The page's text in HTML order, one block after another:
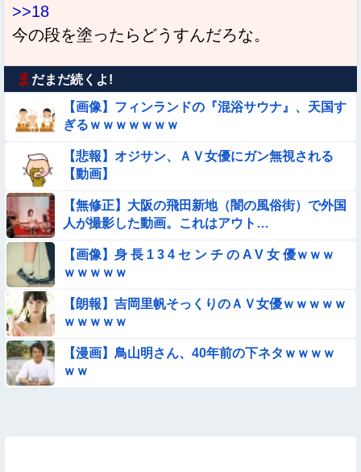
>>18
今の段を塗ったらどうすんだろな。
ま だまだ続くよ!
【画像】フィンランドの『混浴サウナ』、天国す
ぎるｗｗｗｗｗｗｗ
【悲報】オジサン、ＡＶ女優にガン無視される
【動画】
【無修正】大阪の飛田新地（闇の風俗街）で外国
人が撮影した動画。これはアウト…
【画像】身 長 1 3 4 セ ン チ の A V 女 優ｗｗｗ
ｗｗｗｗｗ
【朗報】吉岡里帆そっくりのＡＶ女優ｗｗｗｗｗ
ｗｗｗｗｗ
【漫画】鳥山明さん、40年前の下ネタｗｗｗｗ
ｗｗ